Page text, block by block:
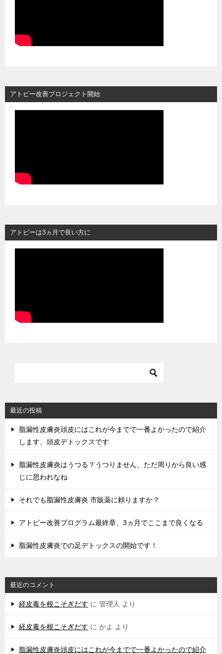
アトピー改善プロジェクト開始
アトピーは3ヵ月で良い方に
最近の投稿
脂漏性皮膚炎頭皮にはこれが今までで一番よかったので紹介
します、頭皮デトックスです
脂漏性皮膚炎はうつる？うつりません、ただ周りから良い感
じに思われなね
それでも脂漏性皮膚炎 市販薬に頼りますか？
アトピー改善プログラム最終章、3ヵ月でここまで良くなる
脂漏性皮膚炎での足デトックスの開始です！
最近のコメント
経皮毒を根こそぎだす に 管理人 より
経皮毒を根こそぎだす に かよ より
脂漏性皮膚炎頭皮にはこれが今までで一番よかったので紹介